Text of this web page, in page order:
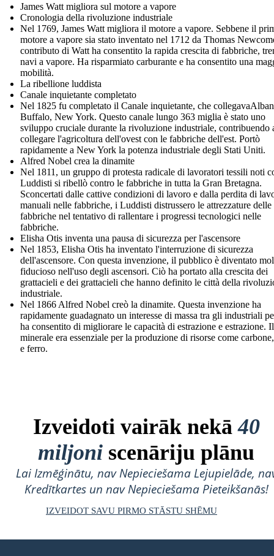
James Watt migliora sul motore a vapore
Cronologia della rivoluzione industriale
Nel 1769, James Watt migliora il motore a vapore. Sebbene il
motore a vapore sia stato inventato nel 1712 da Thomas
contributo di Watt ha consentito la rapida crescita di fabbriche,
navi a vapore. Ha risparmiato carburante e ha consentito una
mobilità.
La ribellione luddista
Canale inquietante completato
Nel 1825 fu completato il Canale inquietante, che
Buffalo, New York. Questo canale lungo 363 miglia è stato uno
sviluppo cruciale durante la rivoluzione industriale, contribuendo
collegare l'agricoltura dell'ovest con le fabbriche dell'est. Portò
rapidamente a New York la potenza industriale degli Stati Uniti.
Alfred Nobel crea la dinamite
Nel 1811, un gruppo di protesta radicale di lavoratori tessili noti
Luddisti si ribellò contro le fabbriche in tutta la Gran Bretagna.
Sconcertati dalle cattive condizioni di lavoro e dalla perdita di
manuali nelle fabbriche, i Luddisti distrussero le attrezzature delle
fabbriche nel tentativo di rallentare i progressi tecnologici nelle
fabbriche.
Elisha Otis inventa una pausa di sicurezza per l'ascensore
Nel 1853, Elisha Otis ha inventato l'interruzione di sicurezza
dell'ascensore. Con questa invenzione, il pubblico è diventato
fiducioso nell'uso degli ascensori. Ciò ha portato alla crescita dei
grattacieli e dei grattacieli che hanno definito le città della
industriale.
Nel 1866 Alfred Nobel creò la dinamite. Questa invenzione ha
rapidamente guadagnato un interesse di massa tra gli industriali
ha consentito di migliorare le capacità di estrazione e estrazione. Il
minerale era essenziale per la produzione di risorse come
e ferro.
Izveidoti vairāk nekā40
miljoni scenāriju plānu
Lai Izmēģinātu, nav Nepieciešama Lejupielāde,
Kredītkartes un nav Nepieciešama Pieteikšanās!
IZVEIDOT SAVU PIRMO STĀSTU SHĒMU